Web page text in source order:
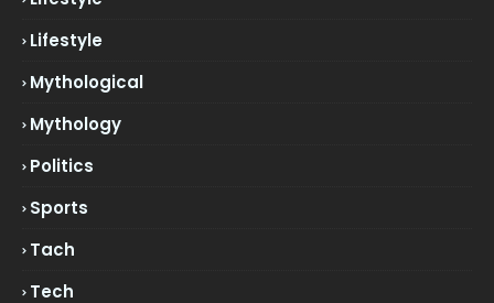
Lifestyle
Mythological
Mythology
Politics
Sports
Tach
Tech